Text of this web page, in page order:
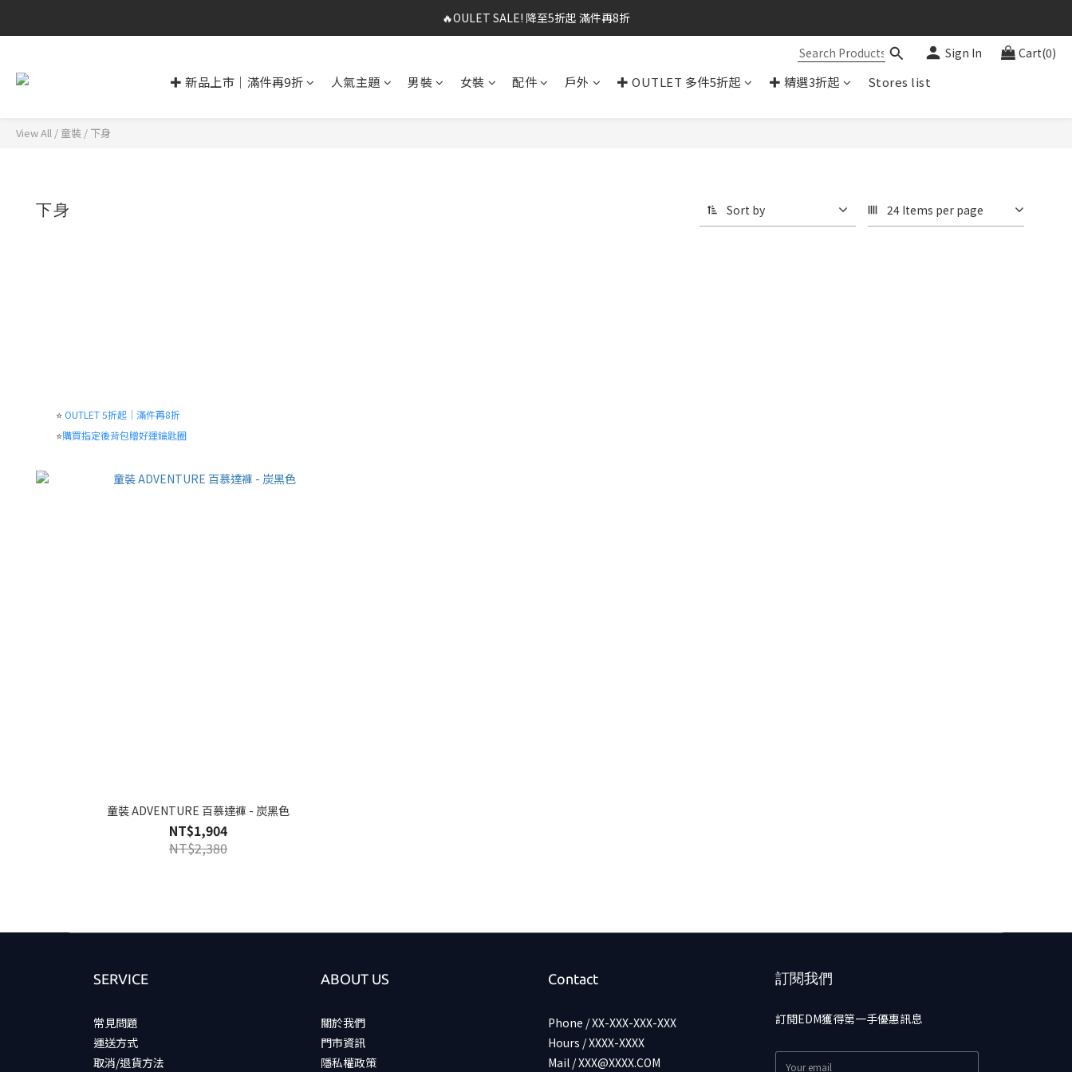
✨春夏新品最低8折起 ！2件再9折
🔥OULET SALE! 降至5折起 滿件再8折
✨春夏新品最低8折起 ！2件再9折
Sign In Cart(0)
✚ 新品上市｜滿件再9折 人氣主題 男裝 女裝 配件 戶外 ✚ OUTLET 多件5折起 ✚ 精選3折起 Stores list
View All / 童裝 / 下身
下身 Sort by 24 Items per page
⭐OUTLET 5折起｜滿件再8折
⭐購買指定後背包贈好運鑰匙圈
童裝 ADVENTURE 百慕達褲 - 炭黑色
NT$1,904
NT$2,380
SERVICE
常見問題
運送方式
取消/退貨方法
ABOUT US
關於我們
門市資訊
隱私權政策
Contact
Phone / XX-XXX-XXX-XXX
Hours / XXXX-XXXX
Mail / XXX@XXXX.COM
訂閱我們
訂閱EDM獲得第一手優惠訊息